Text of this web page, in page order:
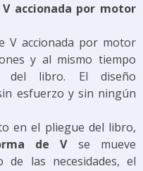
accionada por motor
V accionada por motor
y al mismo tiempo
del libro. El diseño
esfuerzo y sin ningún
en el pliegue del libro,
de Vse mueve
de las necesidades, el